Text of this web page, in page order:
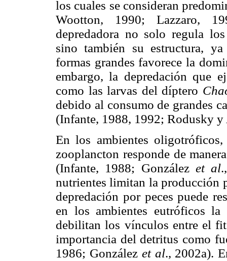
los cuales se consideran
Wootton, 1990; Lazzaro,
depredadora no solo regula
sino también su estructura,
formas grandes favorece la
embargo, la depredación que
como las larvas del díptero
debido al consumo de grandes
(Infante, 1988, 1992; Rodusky y
En los ambientes
zooplancton responde de
(Infante, 1988; González et al
nutrientes limitan la producción
depredación por peces puede
en los ambientes eutróficos la
debilitan los vínculos entre el
importancia del detritus como
1986; González et al., 2002a).